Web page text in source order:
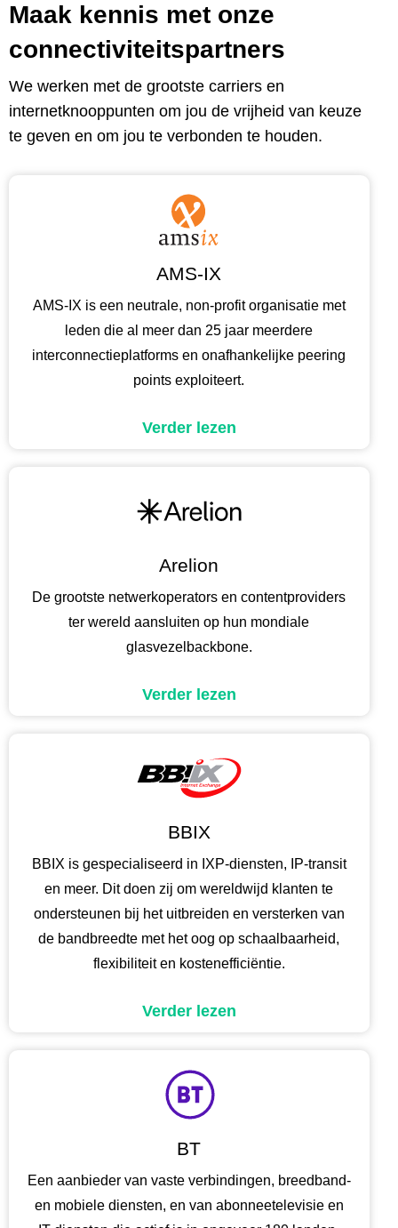
Maak kennis met onze
connectiviteitspartners
We werken met de grootste carriers en
internetknooppunten om jou de vrijheid van keuze
te geven en om jou te verbonden te houden.
AMS-IX
AMS-IX is een neutrale, non-profit organisatie met
leden die al meer dan 25 jaar meerdere
interconnectieplatforms en onafhankelijke peering
points exploiteert.
Verder lezen
Arelion
De grootste netwerkoperators en contentproviders
ter wereld aansluiten op hun mondiale
glasvezelbackbone.
Verder lezen
BBIX
BBIX is gespecialiseerd in IXP-diensten, IP-transit
en meer. Dit doen zij om wereldwijd klanten te
ondersteunen bij het uitbreiden en versterken van
de bandbreedte met het oog op schaalbaarheid,
flexibiliteit en kostenefficiëntie.
Verder lezen
BT
Een aanbieder van vaste verbindingen, breedband-
en mobiele diensten, en van abonneetelevisie en